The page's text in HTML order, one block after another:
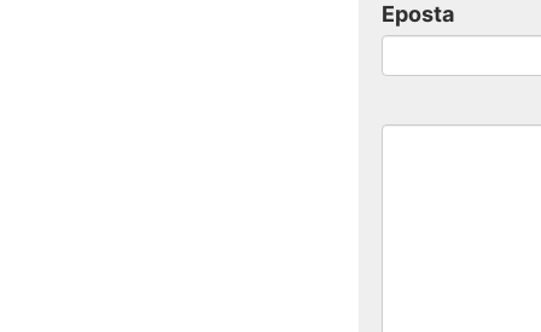
Eposta